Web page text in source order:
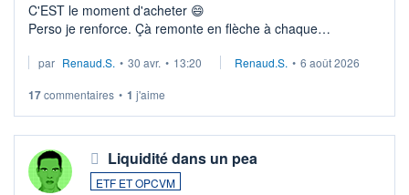
C'EST le moment d'acheter 😄​
Perso je renforce. Çà remonte en flèche à chaque
Investissement long terme tip top pour sa retraite.
par Renaud.S. • 30 avr. • 13:20 Renaud.S. • 6 août 2026
17commentaires • 1 j'aime
Liquidité dans un pea
ETF ET OPCVM